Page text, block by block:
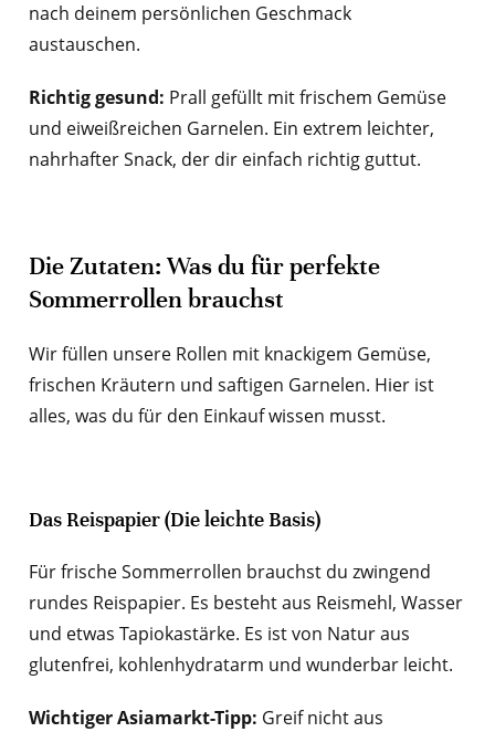
nach deinem persönlichen Geschmack
austauschen.
Richtig gesund: Prall gefüllt mit frischem Gemüse
und eiweißreichen Garnelen. Ein extrem leichter,
nahrhafter Snack, der dir einfach richtig guttut.
Die Zutaten: Was du für perfekte
Sommerrollen brauchst
Wir füllen unsere Rollen mit knackigem Gemüse,
frischen Kräutern und saftigen Garnelen. Hier ist
alles, was du für den Einkauf wissen musst.
Das Reispapier (Die leichte Basis)
Für frische Sommerrollen brauchst du zwingend
rundes Reispapier. Es besteht aus Reismehl, Wasser
und etwas Tapiokastärke. Es ist von Natur aus
glutenfrei, kohlenhydratarm und wunderbar leicht.
Wichtiger Asiamarkt-Tipp: Greif nicht aus